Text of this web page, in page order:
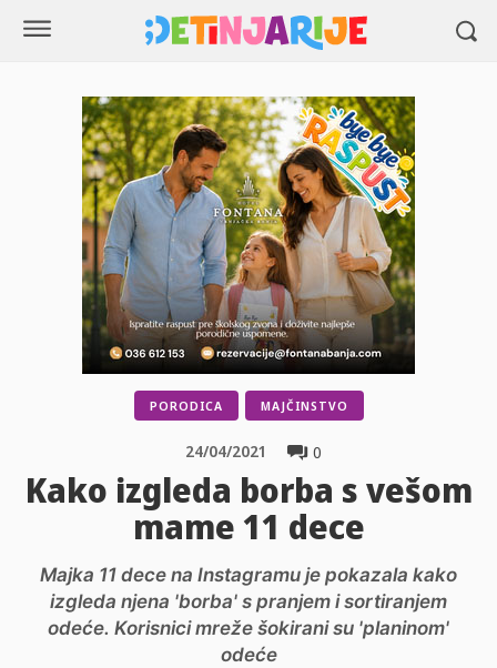
PORODICA MAJČINSTVO
0
24/04/2021
Kako izgleda borba s vešom
mame 11 dece
Majka 11 dece na Instagramu je pokazala kako
izgleda njena 'borba' s pranjem i sortiranjem
odeće. Korisnici mreže šokirani su 'planinom'
odeće